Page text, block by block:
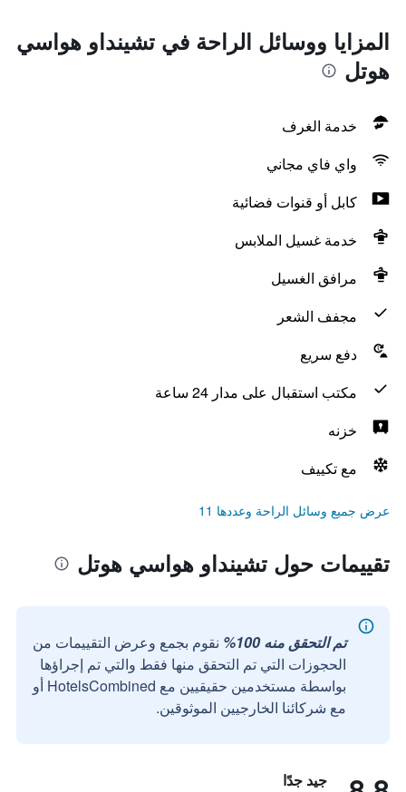
المزايا ووسائل الراحة في تشينداو هواسي
هوتل
خدمة الغرف
واي فاي مجاني
كابل أو قنوات فضائية
خدمة غسيل الملابس
مرافق الغسيل
مجفف الشعر
دفع سريع
مكتب استقبال على مدار 24 ساعة
خزنه
مع تكييف
عرض جميع وسائل الراحة وعددها 11
تقييمات حول تشينداو هواسي هوتل
تم التحقق منه 100%
نقوم بجمع وعرض التقييمات من
الحجوزات التي تم التحقق منها فقط والتي تم إجراؤها
بواسطة مستخدمين حقيقيين مع HotelsCombined أو
مع شركائنا الخارجيين الموثوقين.
جيد جدًا